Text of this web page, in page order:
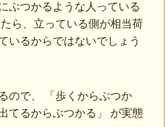
ぶつかるような人っている
ら、立っている側が相当荷
いるからではないでしょう
ので、 「歩くからぶつか
てるからぶつかる」 が実態